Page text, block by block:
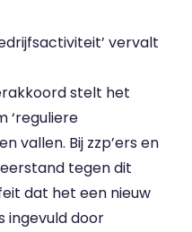
vervalt
stelt het
‘reguliere
vallen. Bij zzp’ers en
tegen dit
dat het een nieuw
ingevuld door